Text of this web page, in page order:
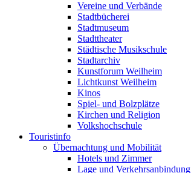
Vereine und Verbände
Stadtbücherei
Stadtmuseum
Stadttheater
Städtische Musikschule
Stadtarchiv
Kunstforum Weilheim
Lichtkunst Weilheim
Kinos
Spiel- und Bolzplätze
Kirchen und Religion
Volkshochschule
Touristinfo
Übernachtung und Mobilität
Hotels und Zimmer
Lage und Verkehrsanbindung